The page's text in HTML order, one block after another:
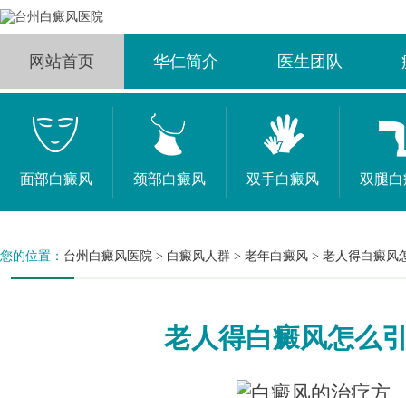
网站首页 华仁简介 医生团队
面部白癜风 颈部白癜风 双手白癜风 双腿
您的位置： 台州白癜风医院 > 白癜风人群 > 老年白癜风 > 老人得白癜风
老人得白癜风怎么